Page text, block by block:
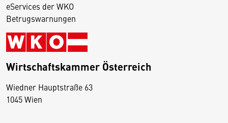
eServices der WKO
Betrugswarnungen
Wirtschaftskammer Österreich
Wiedner Hauptstraße 63
1045 Wien
D